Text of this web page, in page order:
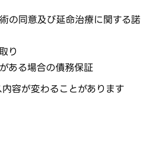
の同意及び延命治療に関する
り
ある場合の債務保証
容が変わることがあります